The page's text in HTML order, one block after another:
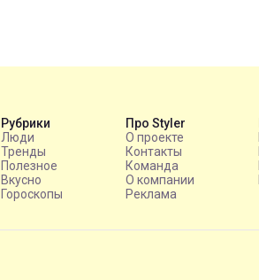
Рубрики
Люди
Тренды
Полезное
Вкусно
Гороскопы
Про Styler
О проекте
Контакты
Команда
О компании
Реклама